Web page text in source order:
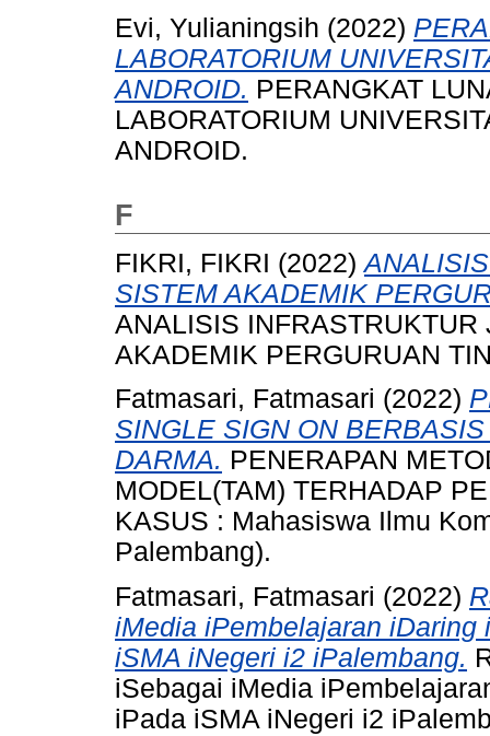
Evi, Yulianingsih (2022)
LABORATORIUM
ANDROID. PERANGKAT
LABORATORIUM
ANDROID.
F
FIKRI, FIKRI (2022)
SISTEM AKADEMIK
ANALISIS
AKADEMIK PERGURUAN
Fatmasari, Fatmasari (2022)
SINGLE SIGN ON
DARMA. PENERAPAN
MODEL(TAM) TERHADAP
KASUS : Mahasiswa Ilmu
Palembang).
Fatmasari, Fatmasari (2022)
iMedia iPembelajaran
iSMA iNegeri i2 iPalembang.
iSebagai iMedia
iPada iSMA iNegeri i2